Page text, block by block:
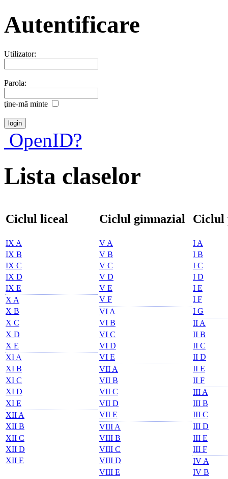
Autentificare
Utilizator:
Parola:
ţine-mã minte
OpenID?
Lista claselor
Ciclul liceal Ciclul gimnazial Ciclul
IX A V A
I A
IX B
V B
I B
IX C
V C
I C
IX D
V D
I D
IX E
V E
I E
X A
V F
I F
X B
VI A
I G
X C
VI B
II A
X D
VI C
II B
X E
VI D
II C
XI A
VI E
II D
XI B
VII A
II E
XI C
VII B
II F
XI D
VII C
III A
XI E
VII D
III B
XII A
VII E
III C
XII B
VIII A
III D
XII C
VIII B
III E
XII D
VIII C
III F
XII E
VIII D
IV A
VIII E
IV B